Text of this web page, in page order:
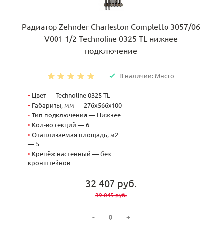
Радиатор Zehnder Charleston Completto 3057/06
V001 1/2 Technoline 0325 TL нижнее
подключение
В наличии: Много
• Цвет — Technoline 0325 TL
• Габариты, мм — 276x566x100
• Тип подключения — Нижнее
• Кол-во секций — 6
• Отапливаемая площадь, м2
— 5
• Крепёж настенный — без
кронштейнов
32 407 руб.
39 045 руб.
- +